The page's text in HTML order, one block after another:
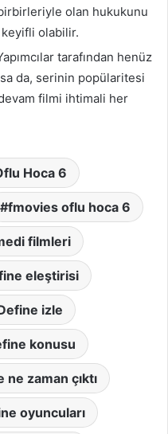
olan hukukunu
olabilir.
tarafından henüz
da, serinin popülaritesi
filmi ihtimali her
Hoca 6
fmovies oflu hoca 6
filmleri
eleştirisi
izle
konusu
zaman çıktı
oyuncuları